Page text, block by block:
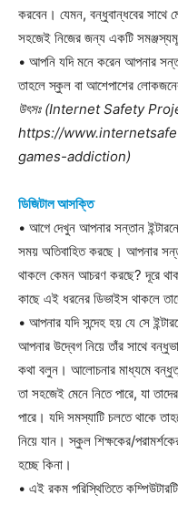
করবেন। যেমন, বন্ধুবান্ধবের সাথে
সহজেই নিজের জন্য একটি
• আপনি যদি মনে করেন আপনার
তাহলে স্কুল বা আশেপাশের
উৎসঃ (Internet Safety
https://
games-addiction)
ডিজিটাল আসক্তি
• আগে দেখুন আপনার সন্তান
সময় অতিবাহিত করছে। আপনার
থাকলে কেমন আচরণ করছে? দূরে
কাছে এই ধরনের ডিভাইস থাকলে
• আপনার যদি সন্দেহ হয় যে সে
আপনার উদ্বেগ নিয়ে তাঁর সাথে
কথা বলুন। আলোচনার মাধ্যমে
তা সহজেই মেনে নিতে পারে, যা
পারে। যদি সমস্যাটি চলতে থাকে
নিয়ে যান। স্কুল শিক্ষকের/
হচ্ছে কিনা।
• এই রকম পরিস্থিতিতে